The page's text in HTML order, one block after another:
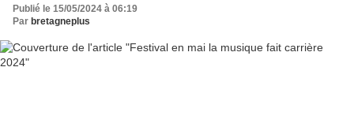
Publié le 15/05/2024 à 06:19
Par bretagneplus